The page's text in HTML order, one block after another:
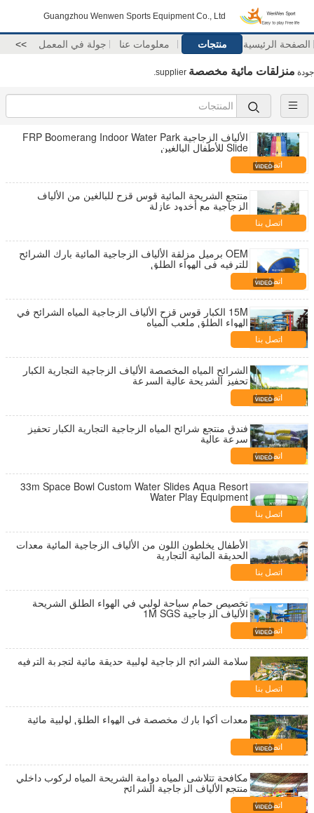
Guangzhou Wenwen Sports Equipment Co., Ltd
الصفحة الرئيسية منتجات معلومات عنا جولة في المعمل >>
جودة منزلقات مائية مخصصة
الألياف الزجاجية FRP Boomerang Indoor Water Park
Slide للأطفال البالغين
اتصل بنا
منتجع الشريحة المائية قوس قزح للبالغين من الألياف
الزجاجية مع أخدود عازلة
اتصل بنا
OEM برميل مزلقة الألياف الزجاجية المائية بارك الشرائح
للترفيه في الهواء الطلق
اتصل بنا
15M الكبار قوس قزح الألياف الزجاجية المياه الشرائح في
الهواء الطلق ملعب المياه
اتصل بنا
الشرائح المياه المخصصة الألياف الزجاجية التجارية الكبار
تحفيز الشريحة عالية السرعة
اتصل بنا
فندق منتجع شرائح المياه الزجاجية التجارية الكبار تحفيز
سرعة عالية
اتصل بنا
33m Space Bowl Custom Water Slides Aqua Resort
Water Play Equipment
اتصل بنا
الأطفال يخلطون اللون من الألياف الزجاجية المائية معدات
الحديقة المائية التجارية
اتصل بنا
تخصيص حمام سباحة لولبي في الهواء الطلق الشريحة
الألياف الزجاجية 1M SGS
اتصل بنا
سلامة الشرائح الزجاجية لولبية حديقة مائية لتجربة الترفيه
اتصل بنا
معدات أكوا بارك مخصصة في الهواء الطلق لولبية مائية
اتصل بنا
مكافحة تتلاشى المياه دوامة الشريحة المياه لركوب داخلي
منتجع الألياف الزجاجية الشرائح
اتصل بنا